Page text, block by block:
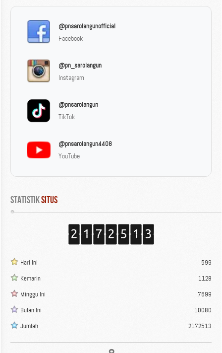
@pnsarolangunofficial
Facebook
@pn_sarolangun
Instagram
@pnsarolangun
TikTok
@pnsarolangun4408
YouTube
Statistik Situs
Hari Ini
599
Kemarin
1128
Minggu Ini
7699
Bulan Ini
10080
Jumlah
2172513